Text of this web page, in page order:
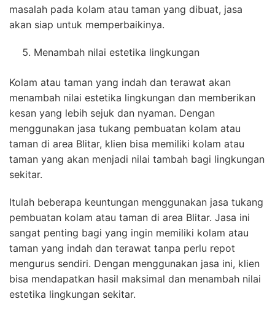
masalah pada kolam atau taman yang dibuat, jasa
akan siap untuk memperbaikinya.
Menambah nilai estetika lingkungan
Kolam atau taman yang indah dan terawat akan
menambah nilai estetika lingkungan dan memberikan
kesan yang lebih sejuk dan nyaman. Dengan
menggunakan jasa tukang pembuatan kolam atau
taman di area Blitar, klien bisa memiliki kolam atau
taman yang akan menjadi nilai tambah bagi lingkungan
sekitar.
Itulah beberapa keuntungan menggunakan jasa tukang
pembuatan kolam atau taman di area Blitar. Jasa ini
sangat penting bagi yang ingin memiliki kolam atau
taman yang indah dan terawat tanpa perlu repot
mengurus sendiri. Dengan menggunakan jasa ini, klien
bisa mendapatkan hasil maksimal dan menambah nilai
estetika lingkungan sekitar.